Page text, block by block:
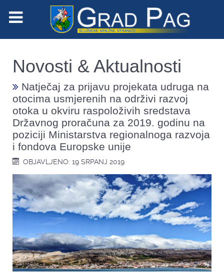
Novosti & Aktualnosti
Natječaj za prijavu projekata udruga na
otocima usmjerenih na održivi razvoj
otoka u okviru raspoloživih sredstava
Državnog proračuna za 2019. godinu na
poziciji Ministarstva regionalnoga razvoja
i fondova Europske unije
OBJAVLJENO: 19 SRPANJ 2019